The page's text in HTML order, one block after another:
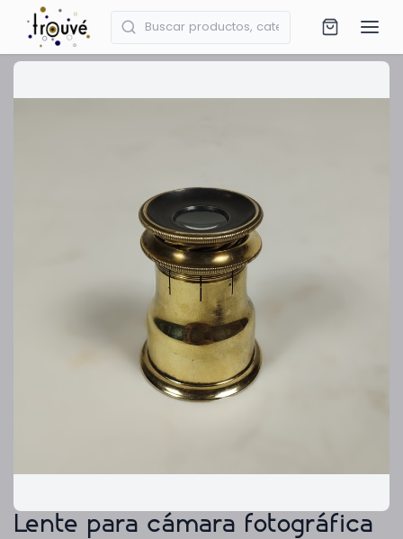
Lente para cámara fotográfica